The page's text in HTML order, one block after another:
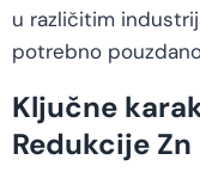
u različitim
potrebno
Ključne
Redukcije Zn